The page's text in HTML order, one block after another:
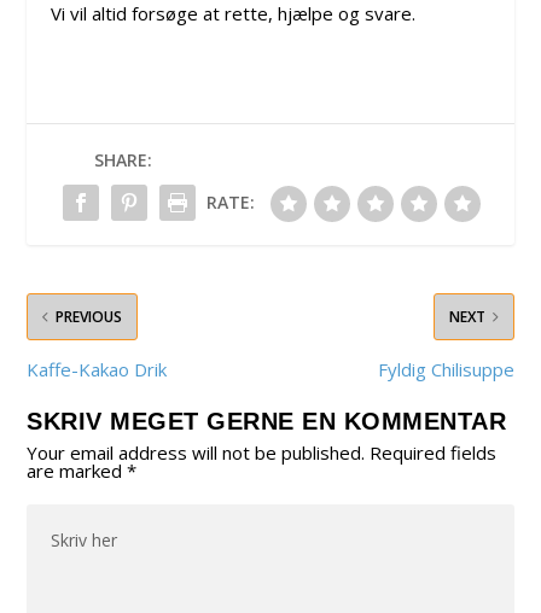
Vi vil altid forsøge at rette, hjælpe og svare.
SHARE:
RATE:
PREVIOUS
Kaffe-Kakao Drik
NEXT
Fyldig Chilisuppe
SKRIV MEGET GERNE EN KOMMENTAR
Your email address will not be published. Required fields
are marked*